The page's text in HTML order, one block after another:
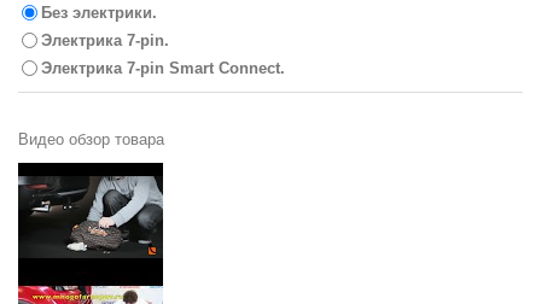
Без электрики.
Электрика 7-pin.
Электрика 7-pin Smart Connect.
Видео обзор товара